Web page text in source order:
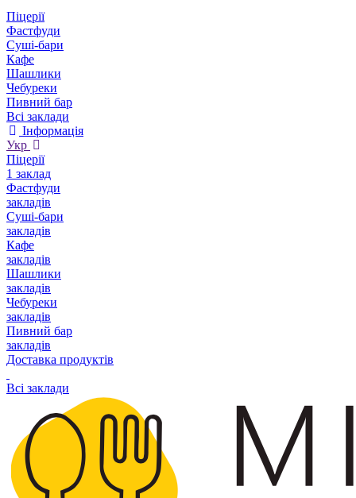
Піцерії
Фастфуди
Суші-бари
Кафе
Шашлики
Чебуреки
Пивний бар
Всі заклади
Інформація
Укр
Піцерії
1 заклад
Фастфуди
закладів
Суші-бари
закладів
Кафе
закладів
Шашлики
закладів
Чебуреки
закладів
Пивний бар
закладів
Доставка продуктів
Всі заклади